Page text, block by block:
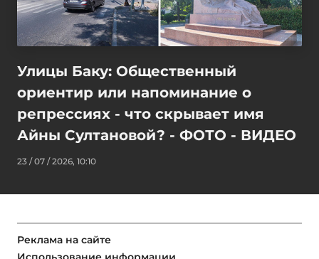
Улицы Баку: Общественный
ориентир или напоминание о
репрессиях - что скрывает имя
Айны Султановой? - ФОТО - ВИДЕО
23 / 07 / 2026, 10:10
Реклама на сайте